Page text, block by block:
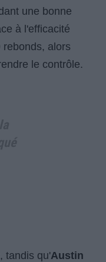
une bonne
à l'efficacité
alors
le contrôle.
tandis qu'Austin